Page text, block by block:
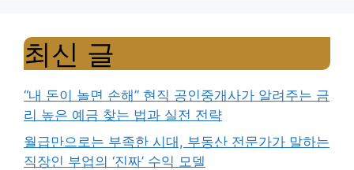
최신 글
“내 돈이 놀면 손해” 현직 공인중개사가 알려주는 금
리 높은 예금 찾는 법과 실전 전략
월급만으로는 부족한 시대, 부동산 전문가가 말하는
직장인 부업의 ‘진짜’ 수익 모델